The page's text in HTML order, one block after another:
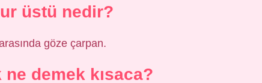
üstü nedir?
göze çarpan.
ne demek kısaca?